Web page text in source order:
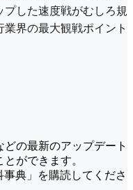
した速度戦がむしろ規
界の最大観戦ポイント
の最新のアップデート
ができます。
事典」を購読してくださ